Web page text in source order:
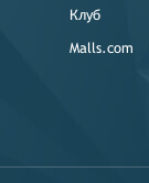
Клуб
Malls.com